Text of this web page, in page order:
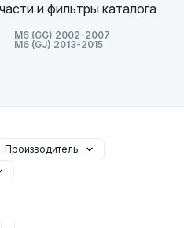
и фильтры каталога
M6 (GG) 2002-2007
M6 (GJ) 2013-2015
Производитель